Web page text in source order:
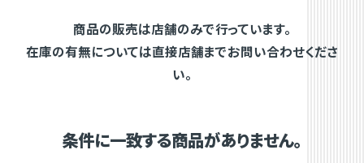
商品の販売は店舗のみで行っています。
在庫の有無については直接店舗までお問い合わせくださ
い。
条件に一致する商品がありません。